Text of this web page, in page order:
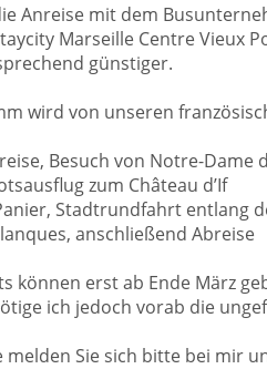
Anreise mit dem
Marseille Centre Vieux
günstiger.
wird von unseren
Besuch von Notre-Dame
zum Château d’If
Stadtrundfahrt entlang
anschließend Abreise
können erst ab Ende März
ich jedoch vorab die
melden Sie sich bitte bei mir